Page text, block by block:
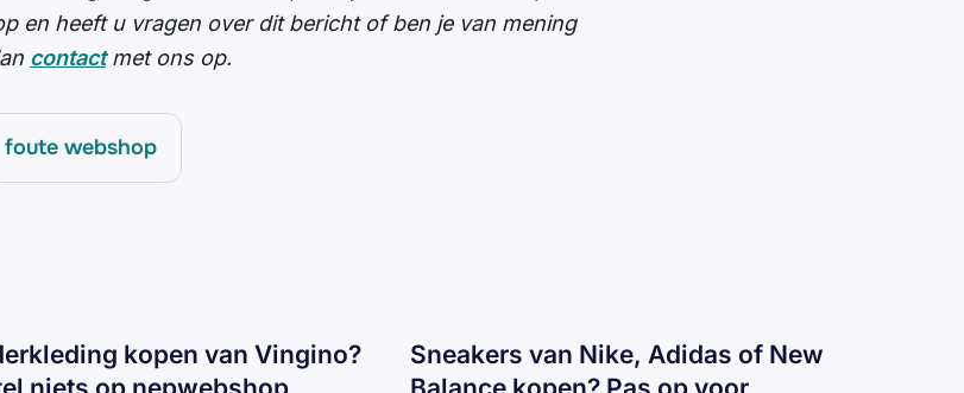
en heeft u vragen over dit bericht of ben je van mening
contactmet ons op.
foute webshop
kopen van Vingino?
Sneakers van Nike, Adidas of New